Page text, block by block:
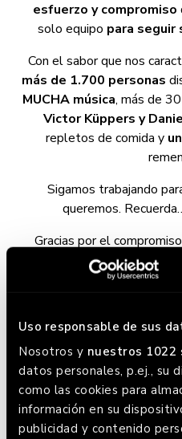
Uso responsable de sus
Nosotros y nuestros 1022
datos personales, p.ej., su
como las cookies para
información en su
publicidad y contenido
esfuerzo y compromiso
solo equipo para seguir
Con el sabor que nos
más de 1.700 personas
MUCHA música, más de
Victor Küppers y
repletos de comida y
Sigamos trabajando
queremos.
Gracias por el
próxima
Main